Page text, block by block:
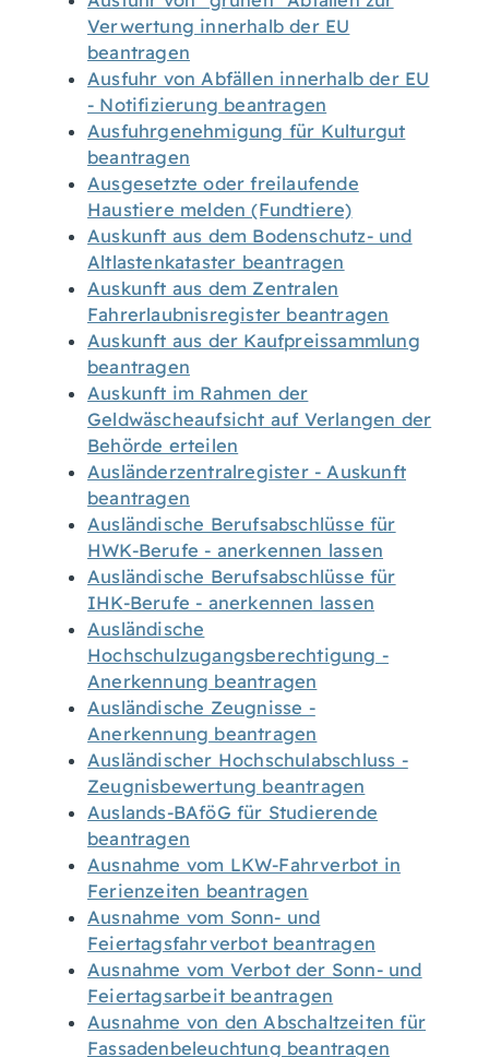
Verwertung innerhalb der EU
beantragen
Ausfuhr von Abfällen innerhalb der EU
- Notifizierung beantragen
Ausfuhrgenehmigung für Kulturgut
beantragen
Ausgesetzte oder freilaufende
Haustiere melden (Fundtiere)
Auskunft aus dem Bodenschutz- und
Altlastenkataster beantragen
Auskunft aus dem Zentralen
Fahrerlaubnisregister beantragen
Auskunft aus der Kaufpreissammlung
beantragen
Auskunft im Rahmen der
Geldwäscheaufsicht auf Verlangen der
Behörde erteilen
Ausländerzentralregister - Auskunft
beantragen
Ausländische Berufsabschlüsse für
HWK-Berufe - anerkennen lassen
Ausländische Berufsabschlüsse für
IHK-Berufe - anerkennen lassen
Ausländische
Hochschulzugangsberechtigung -
Anerkennung beantragen
Ausländische Zeugnisse -
Anerkennung beantragen
Ausländischer Hochschulabschluss -
Zeugnisbewertung beantragen
Auslands-BAföG für Studierende
beantragen
Ausnahme vom LKW-Fahrverbot in
Ferienzeiten beantragen
Ausnahme vom Sonn- und
Feiertagsfahrverbot beantragen
Ausnahme vom Verbot der Sonn- und
Feiertagsarbeit beantragen
Ausnahme von den Abschaltzeiten für
Fassadenbeleuchtung beantragen